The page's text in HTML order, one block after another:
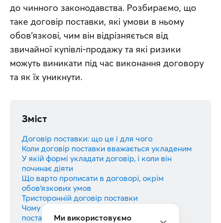
до чинного законодавства. Розбираємо, що
таке договір поставки, які умови в ньому
обов'язкові, чим він відрізняється від
звичайної купівлі-продажу та які ризики
можуть виникати під час виконання договору
та як їх уникнути.
Зміст
Договір поставки: що це і для чого
Коли договір поставки вважається укладеним
У якій формі укладати договір, і коли він
починає діяти
Що варто прописати в договорі, окрім
обов’язкових умов
Тристоронній договір поставки
Чому не можна просто скачати договір
поставки з інтернету
Ми використовуємо